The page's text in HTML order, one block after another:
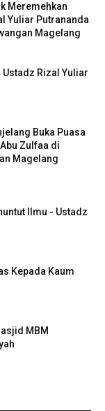
Meremehkan
Yuliar Putrananda
Magelang
Rizal Yuliar
Buka Puasa
Zulfaa di
Magelang
Ilmu - Ustadz
Kepada Kaum
MBM